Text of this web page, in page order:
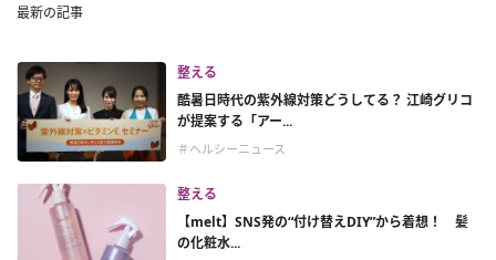
最新の記事
整える
酷暑日時代の紫外線対策どうしてる？ 江崎グリコ
が提案する「アー...
＃ヘルシーニュース
整える
【melt】SNS発の“付け替えDIY”から着想！ 髪
の化粧水...